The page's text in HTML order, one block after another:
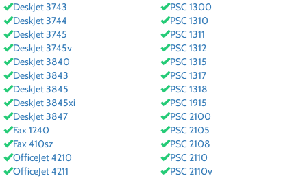
DeskJet 3743
DeskJet 3744
DeskJet 3745
DeskJet 3745v
DeskJet 3840
DeskJet 3843
DeskJet 3845
DeskJet 3845xi
DeskJet 3847
Fax 1240
Fax 410sz
OfficeJet 4210
OfficeJet 4211
PSC 1300
PSC 1310
PSC 1311
PSC 1312
PSC 1315
PSC 1317
PSC 1318
PSC 1915
PSC 2100
PSC 2105
PSC 2108
PSC 2110
PSC 2110v